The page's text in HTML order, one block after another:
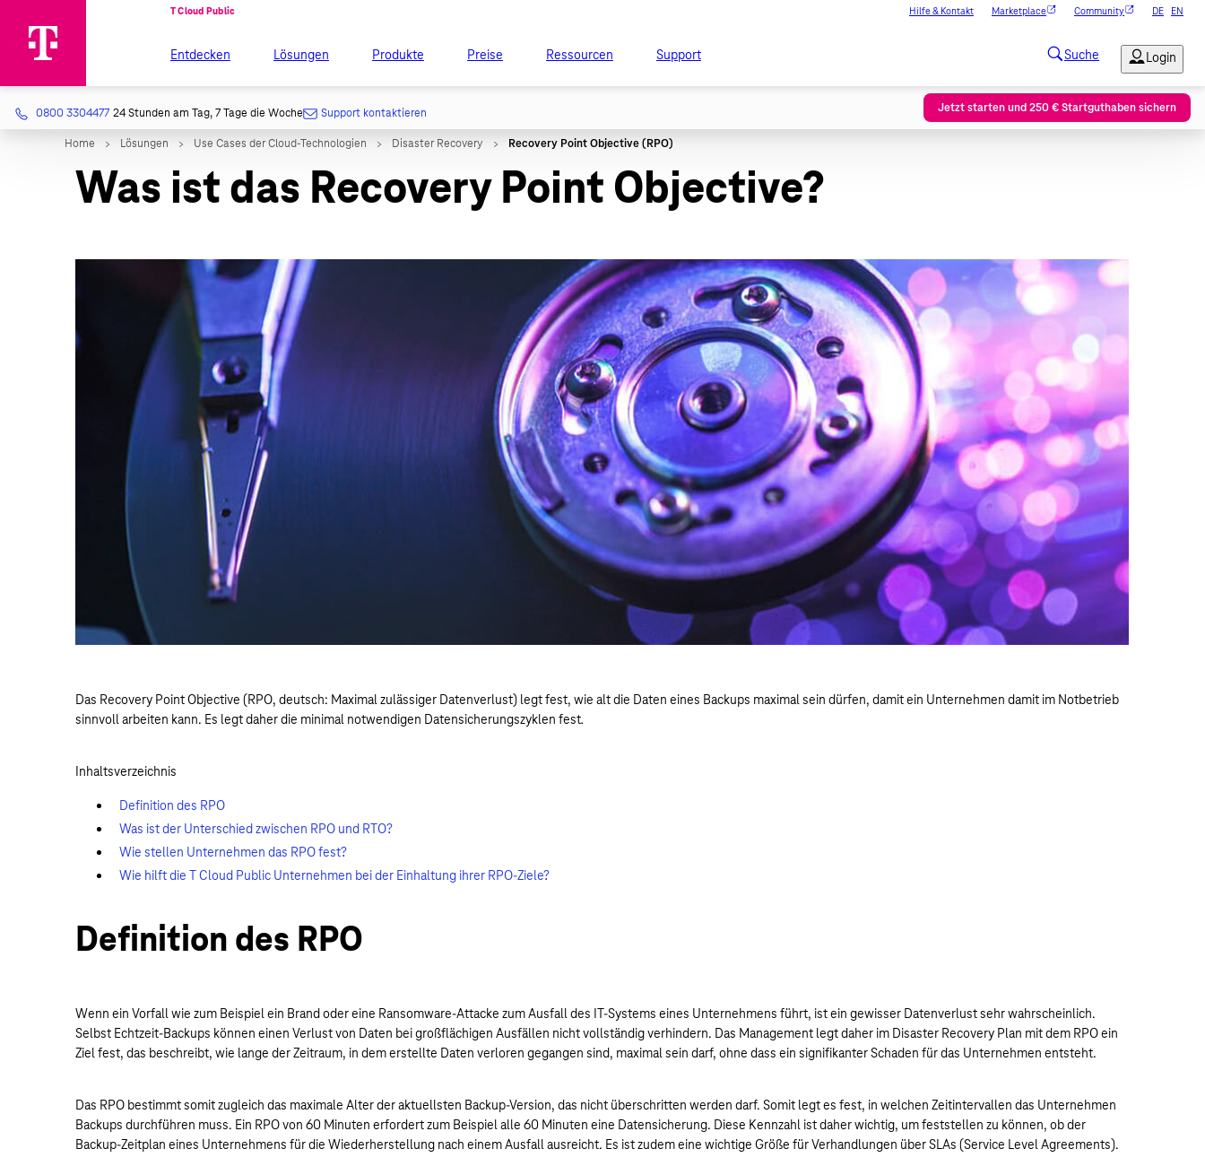
Hilfe & Kontakt Marketplace Community DE EN
Entdecken Lösungen Produkte Preise Ressourcen Support
0800 3304477 24 Stunden am Tag, 7 Tage die Woche Support kontaktieren Jetzt starten und 250 € Startguthaben sichern
Was ist das Recovery Point Objective?
Das Recovery Point Objective (RPO, deutsch: Maximal zulässiger Datenverlust) legt fest, wie alt die Daten eines Backups maximal sein dürfen, damit ein Unternehmen damit im Notbetrieb
sinnvoll arbeiten kann. Es legt daher die minimal notwendigen Datensicherungszyklen fest.
Inhaltsverzeichnis
Definition des RPO
Was ist der Unterschied zwischen RPO und RTO?
Wie stellen Unternehmen das RPO fest?
Wie hilft die T Cloud Public Unternehmen bei der Einhaltung ihrer RPO-Ziele?
Definition des RPO
Wenn ein Vorfall wie zum Beispiel ein Brand oder eine Ransomware-Attacke zum Ausfall des IT-Systems eines Unternehmens führt, ist ein gewisser Datenverlust sehr wahrscheinlich.
Selbst Echtzeit-Backups können einen Verlust von Daten bei großflächigen Ausfällen nicht vollständig verhindern. Das Management legt daher im Disaster Recovery Plan mit dem RPO ein
Ziel fest, das beschreibt, wie lange der Zeitraum, in dem erstellte Daten verloren gegangen sind, maximal sein darf, ohne dass ein signifikanter Schaden für das Unternehmen entsteht.
Das RPO bestimmt somit zugleich das maximale Alter der aktuellsten Backup-Version, das nicht überschritten werden darf. Somit legt es fest, in welchen Zeitintervallen das Unternehmen
Backups durchführen muss. Ein RPO von 60 Minuten erfordert zum Beispiel alle 60 Minuten eine Datensicherung. Diese Kennzahl ist daher wichtig, um feststellen zu können, ob der
Backup-Zeitplan eines Unternehmens für die Wiederherstellung nach einem Ausfall ausreicht. Es ist zudem eine wichtige Größe für Verhandlungen über SLAs (Service Level Agreements).